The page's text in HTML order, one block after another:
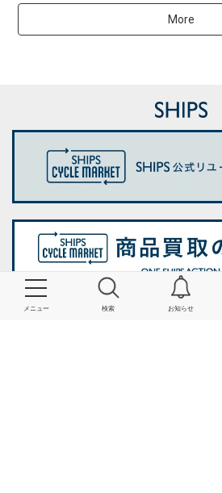
メニュー 検索 お知らせ
More